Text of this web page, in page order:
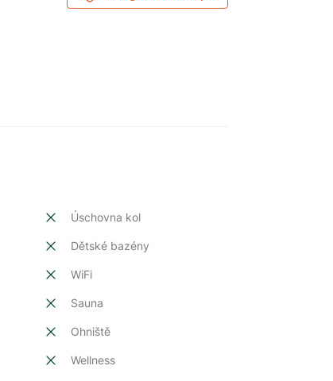
Úschovna kol
Dětské bazény
WiFi
Sauna
Ohniště
Wellness